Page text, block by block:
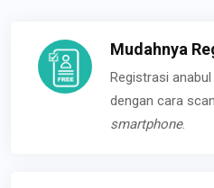
Mudahnya
Registrasi
dengan cara
smartphone.